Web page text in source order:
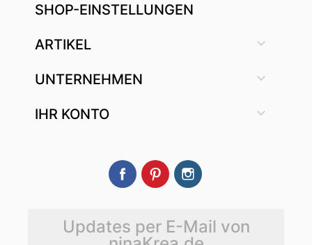
SHOP-EINSTELLUNGEN
ARTIKEL 
UNTERNEHMEN 
IHR KONTO 
FacebookPinterest
Updates per E-Mail von